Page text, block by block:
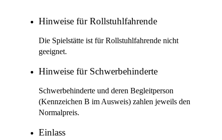
Hinweise für Rollstuhlfahrende
Die Spielstätte ist für Rollstuhlfahrende nicht
geeignet.
Hinweise für Schwerbehinderte
Schwerbehinderte und deren Begleitperson
(Kennzeichen B im Ausweis) zahlen jeweils den
Normalpreis.
Einlass